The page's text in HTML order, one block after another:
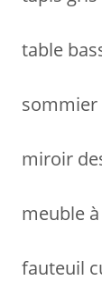
e
table
miroir
meuble
fauteuil